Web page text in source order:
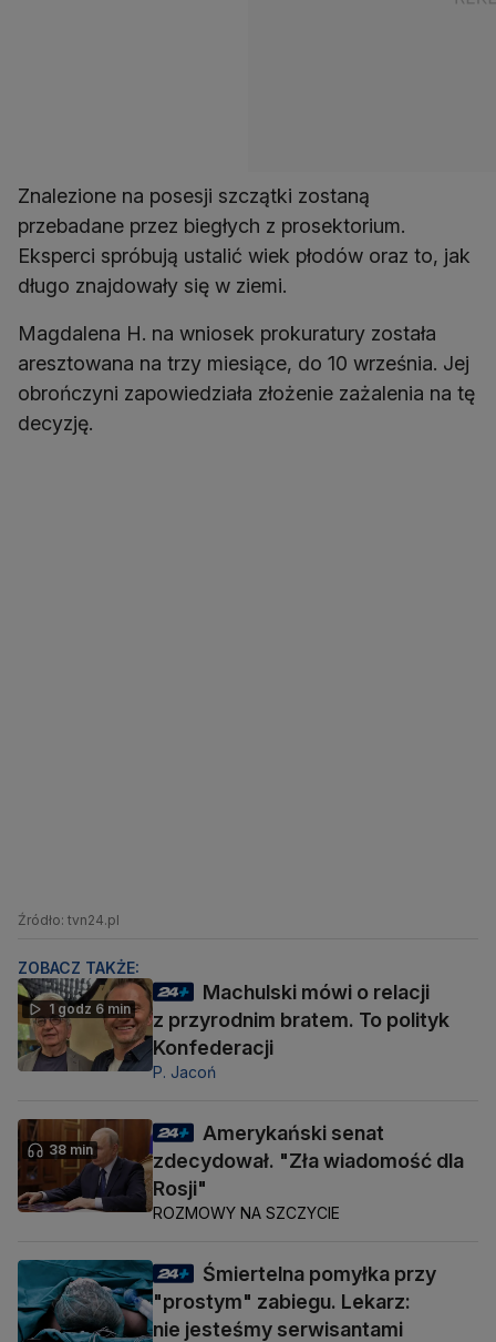
Znalezione na posesji szczątki zostaną
przebadane przez biegłych z prosektorium.
Eksperci spróbują ustalić wiek płodów oraz to, jak
długo znajdowały się w ziemi.
Magdalena H. na wniosek prokuratury została
aresztowana na trzy miesiące, do 10 września. Jej
obrończyni zapowiedziała złożenie zażalenia na tę
decyzję.
Źródło: tvn24.pl
ZOBACZ TAKŻE:
1 godz 6 min
Machulski mówi o relacji
z przyrodnim bratem. To polityk
Konfederacji
P. Jacoń
38 min
Amerykański senat
zdecydował. "Zła wiadomość dla
Rosji"
ROZMOWY NA SZCZYCIE
Śmiertelna pomyłka przy
"prostym" zabiegu. Lekarz:
nie jesteśmy serwisantami